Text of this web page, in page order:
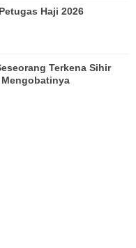
Haji 2026
Terkena Sihir